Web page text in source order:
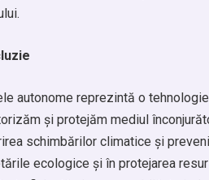
autonome reprezintă o
și protejăm mediul
schimbărilor climatice și
ecologice și în protejarea